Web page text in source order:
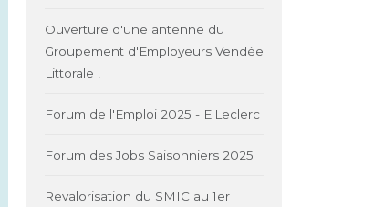
Ouverture d'une antenne du
Groupement d'Employeurs Vendée
Littorale !
Forum de l'Emploi 2025 - E.Leclerc
Forum des Jobs Saisonniers 2025
Revalorisation du SMIC au 1er